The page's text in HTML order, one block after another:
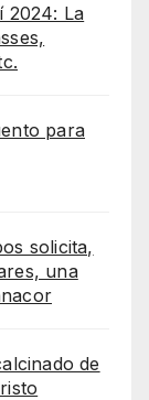
2024: La
para
solicita,
una
de